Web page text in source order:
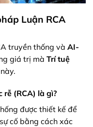
Luận RCA
truyền thống và AI-
giá trị mà Trí tuệ
rễ (RCA) là gì?
được thiết kế để
cố bằng cách xác